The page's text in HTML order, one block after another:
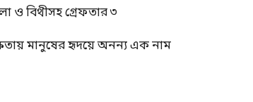
ও বিথীসহ গ্রেফতার ৩
মানুষের হৃদয়ে অনন্য এক নাম